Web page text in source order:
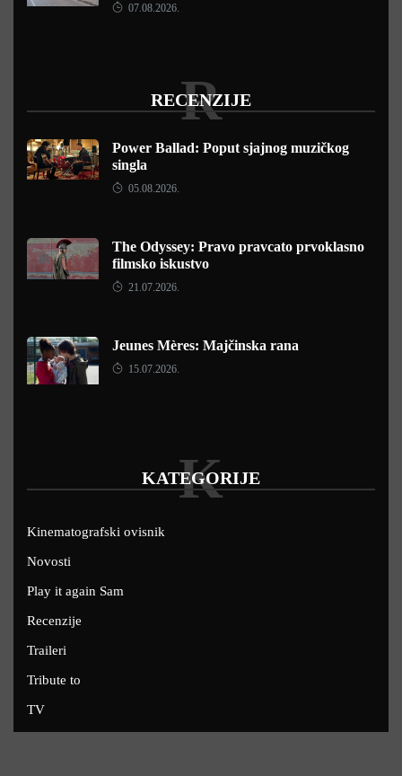
07.08.2026.
RECENZIJE
R
Power Ballad: Poput sjajnog muzičkog
singla
05.08.2026.
The Odyssey: Pravo pravcato prvoklasno
filmsko iskustvo
21.07.2026.
Jeunes Mères: Majčinska rana
15.07.2026.
KATEGORIJE
K
Kinematografski ovisnik
Novosti
Play it again Sam
Recenzije
Traileri
Tribute to
TV